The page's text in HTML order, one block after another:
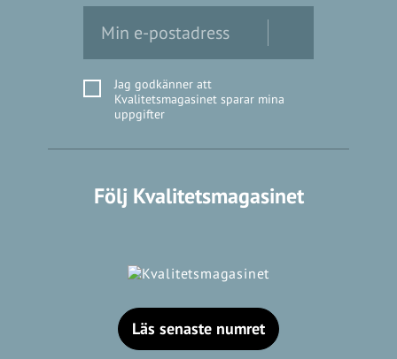
Jag godkänner att
Kvalitetsmagasinet sparar mina
uppgifter
Följ Kvalitetsmagasinet
Läs senaste numret